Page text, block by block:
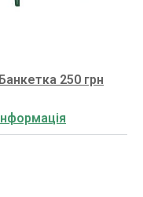
Банкетка 250 грн
Інформація